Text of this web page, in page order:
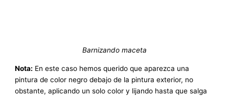
Barnizando maceta
Nota: En este caso hemos querido que aparezca una
pintura de color negro debajo de la pintura exterior, no
obstante, aplicando un solo color y lijando hasta que salga